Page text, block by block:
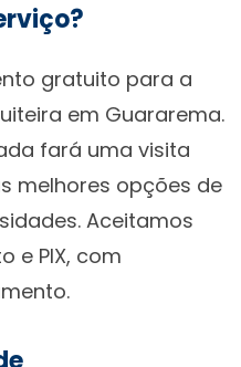
gratuito para a
em Guararema.
fará uma visita
melhores opções de
Aceitamos
e PIX, com